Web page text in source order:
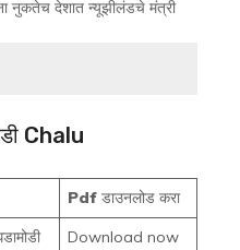
नुकतेच देशात न्यूझीलंडचे मंत्री
Chalu
Pdfडाउनलोड करा
Download now